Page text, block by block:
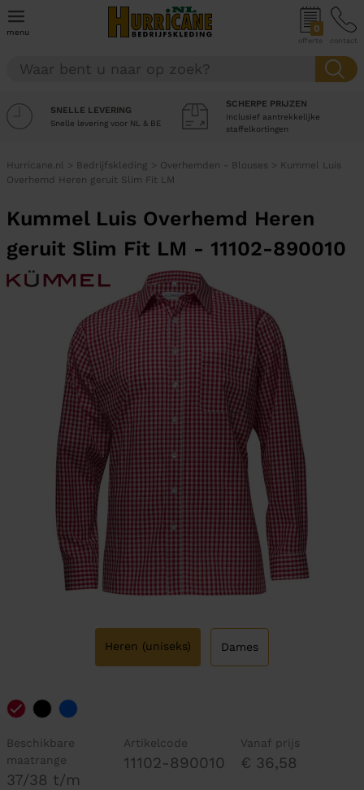
menu 0
offerte contact
SNELLE LEVERING
Snelle levering voor NL & BE
SCHERPE PRIJZEN
Inclusief aantrekkelijke
staffelkortingen
Hurricane.nl > Bedrijfskleding > Overhemden - Blouses > Kummel Luis
Overhemd Heren geruit Slim Fit LM
Kummel Luis Overhemd Heren
geruit Slim Fit LM - 11102-890010
Heren (uniseks) Dames
Beschikbare
maatrange
37/38 t/m
Artikelcode
11102-890010
Vanaf prijs
€ 36,58